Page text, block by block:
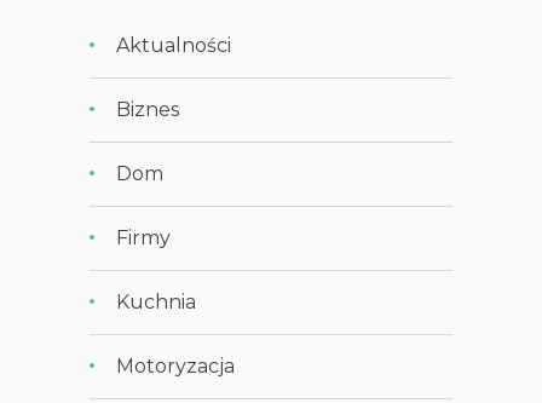
Aktualności
Biznes
Dom
Firmy
Kuchnia
Motoryzacja